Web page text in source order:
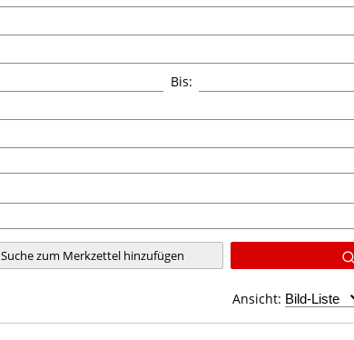
Bis:
Suche zum Merkzettel hinzufügen
Ansicht: